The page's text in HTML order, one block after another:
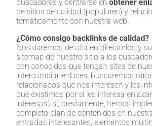
buscadores y centrarse en obtener
de sitios de calidad (populares) y
temáticamente con nuestra web.
¿Cómo consigo backlinks de calidad?
Nos daremos de alta en directorios y
sitemap de nuestro sitio a los
con conocidos que tengan sites de
intercambiar enlaces, buscaremos
relacionados que nos interesen y les
que existimos por si les interesa
interesará si, previamente, hemos
completo plan de contenidos en
entradas interesantes, elementos